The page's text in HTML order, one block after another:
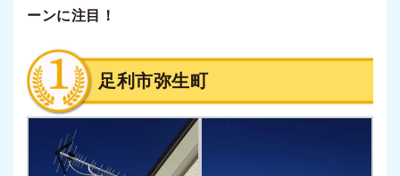
ーンに注目！
足利市弥生町